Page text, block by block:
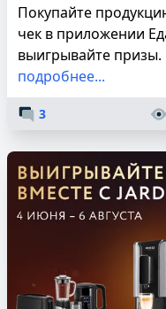
Покупайте
чек в приложении
выигрывайте призы.
подробнее...
3